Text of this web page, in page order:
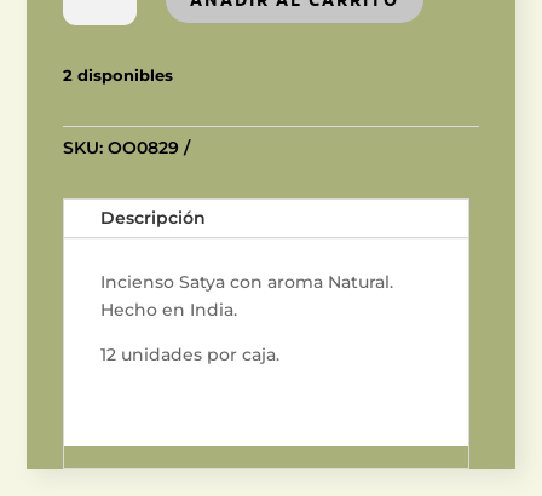
cantidad
2 disponibles
SKU:OO0829
Descripción
Incienso Satya con aroma Natural.
Hecho en India.
12 unidades por caja.